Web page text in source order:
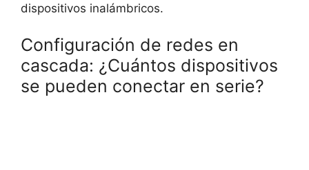
dispositivos inalámbricos.
Configuración de redes en
cascada: ¿Cuántos dispositivos
se pueden conectar en serie?